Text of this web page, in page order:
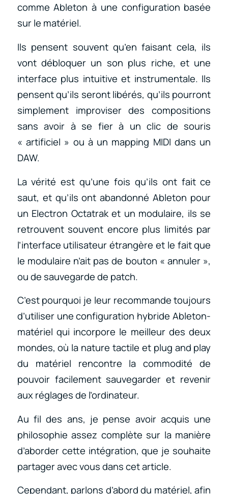
comme Ableton à une configuration basée
sur le matériel.
Ils pensent souvent qu’en faisant cela, ils
vont débloquer un son plus riche, et une
interface plus intuitive et instrumentale. Ils
pensent qu’ils seront libérés, qu’ils pourront
simplement improviser des compositions
sans avoir à se fier à un clic de souris
« artificiel » ou à un mapping MIDI dans un
DAW.
La vérité est qu’une fois qu’ils ont fait ce
saut, et qu’ils ont abandonné Ableton pour
un Electron Octatrak et un modulaire, ils se
retrouvent souvent encore plus limités par
l’interface utilisateur étrangère et le fait que
le modulaire n’ait pas de bouton « annuler »,
ou de sauvegarde de patch.
C’est pourquoi je leur recommande toujours
d’utiliser une configuration hybride Ableton-
matériel qui incorpore le meilleur des deux
mondes, où la nature tactile et plug and play
du matériel rencontre la commodité de
pouvoir facilement sauvegarder et revenir
aux réglages de l’ordinateur.
Au fil des ans, je pense avoir acquis une
philosophie assez complète sur la manière
d’aborder cette intégration, que je souhaite
partager avec vous dans cet article.
Cependant, parlons d’abord du matériel, afin